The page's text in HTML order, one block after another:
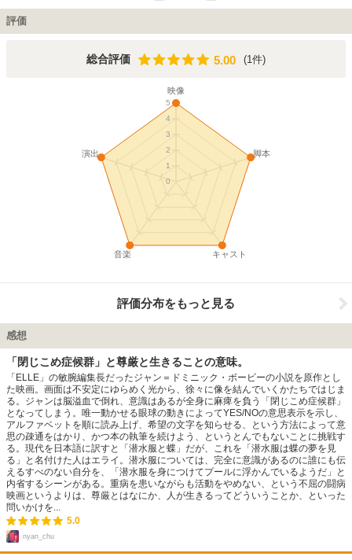
評価
総合評価 5.00
5.00 (1件)
映像
脚本
キャスト
音楽
演出
0
1
2
3
4
5
評価分布をもっと見る
感想
「閉じこめ症候群」と尊厳と生きることの意味。
「ELLE」の敏腕編集長だったジャン＝ドミニック・ボービーの小説を原作とし
た映画。画面は不安定にゆらめく光から、徐々に像を結んでいくかたちではじま
る。ジャンは脳溢血で倒れ、意識はあるが全身に麻痺を負う「閉じこめ症候群」
となってしまう。唯一動かせる眼球の動きによってYES/NOの意思表示を示し、
アルファベットを順に読み上げ、希望の文字を知らせる、という方法によって意
思の疎通をはかり、かつ本の執筆を続けよう、というとんでもないことに挑戦す
る。現代を日本語に訳すと「潜水服と蝶」だが、これを「潜水服は蝶の夢を見
る」と名付けた人はエライ。潜水服については、完全に意識があるのに誰にも伝
えるすべのない自分を、「潜水服を身につけてプールに浮かんでいるようだ」と
内省するシーンがある。重病を患いながらも活動をやめない、という不屈の闘病
映画というよりは、尊厳とはなにか、人が生きるってどういうことか、といった
問いかけを...
5.0
nyan_chu